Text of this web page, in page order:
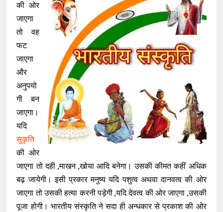
की ओर
जाएगा
तो वह
फट
जाएगा
और
अनुपयो
गी बन
जाएगा।
यदि
सुकृति
की ओर
जाएगा तो दही ,माखन ,खोया आदि बनेगा। उसकी कीमत कहीं अधिक
बढ़ जायेगी। इसी प्रकार मनुष्य यदि पशुत्व अथवा दानवत्व की ओर
जाएगा तो उसकी हत्या करनी पड़ेगी ,यदि देवत्व की ओर जाएगा ,उसकी
पूजा होगी। भारतीय संस्कृति ने सदा ही अन्धकार से प्रकाश की ओर